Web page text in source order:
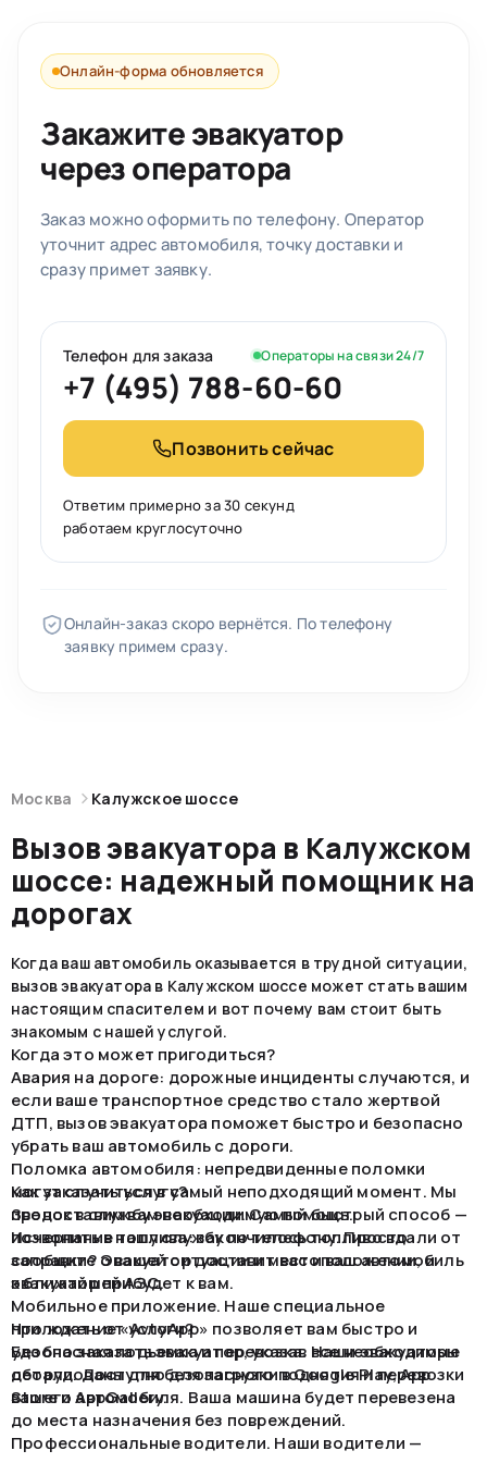
Онлайн-форма обновляется
Закажите эвакуатор
через оператора
Заказ можно оформить по телефону. Оператор
уточнит адрес автомобиля, точку доставки и
сразу примет заявку.
Телефон для заказа Операторы на связи 24/7
+7 (495) 788-60-60
Позвонить сейчас
Ответим примерно за 30 секунд
работаем круглосуточно
Онлайн-заказ скоро вернётся. По телефону
заявку примем сразу.
Москва Калужское шоссе
Вызов эвакуатора в Калужском
шоссе: надежный помощник на
дорогах
Когда ваш автомобиль оказывается в трудной ситуации,
вызов эвакуатора в Калужском шоссе может стать вашим
настоящим спасителем и вот почему вам стоит быть
знакомым с нашей услугой.
Когда это может пригодиться?
Авария на дороге: дорожные инциденты случаются, и
если ваше транспортное средство стало жертвой
ДТП, вызов эвакуатора поможет быстро и безопасно
убрать ваш автомобиль с дороги.
Поломка автомобиля: непредвиденные поломки
могут случиться в самый неподходящий момент. Мы
предоставим вам необходимую помощь.
Исчерпание топлива: закончилось топливо вдали от
заправки? Эвакуатор доставит вас и ваш автомобиль
к ближайшей АЗС.
Как заказать услугу?
Звонок в службу эвакуации. Самый быстрый способ —
позвонить в нашу службу по телефону. Просто
сообщите о вашей ситуации и местоположении, и
эвакуатор прибудет к вам.
Мобильное приложение. Наше специальное
приложение «AvtoApp» позволяет вам быстро и
удобно заказать эвакуатор, указав все необходимые
детали. Доступно для загрузки в Google Play, App
Store и AppGallery.
Что ждать от услуги?
Безопасная подъемка и перевозка. Наши эвакуаторы
оборудованы для безопасного поднятия и перевозки
вашего автомобиля. Ваша машина будет перевезена
до места назначения без повреждений.
Профессиональные водители. Наши водители —